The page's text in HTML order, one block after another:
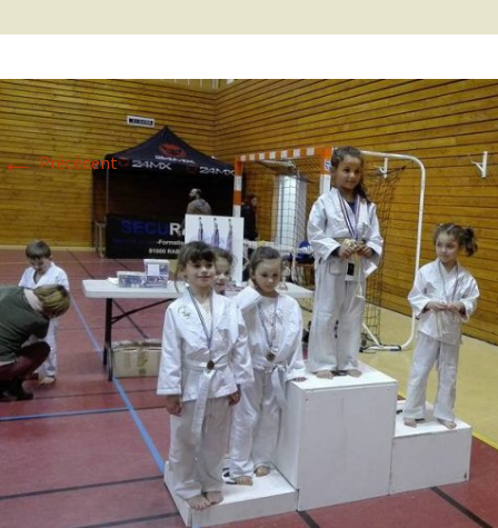
Historique 2018/2019
Historique 2017-2018
Historique 2016-2017
Historique 2015-2016
←Précédent